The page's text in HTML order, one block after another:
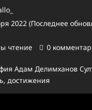
2022 (Последнее
чтение
0